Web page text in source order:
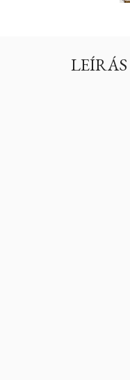
LEÍRÁS